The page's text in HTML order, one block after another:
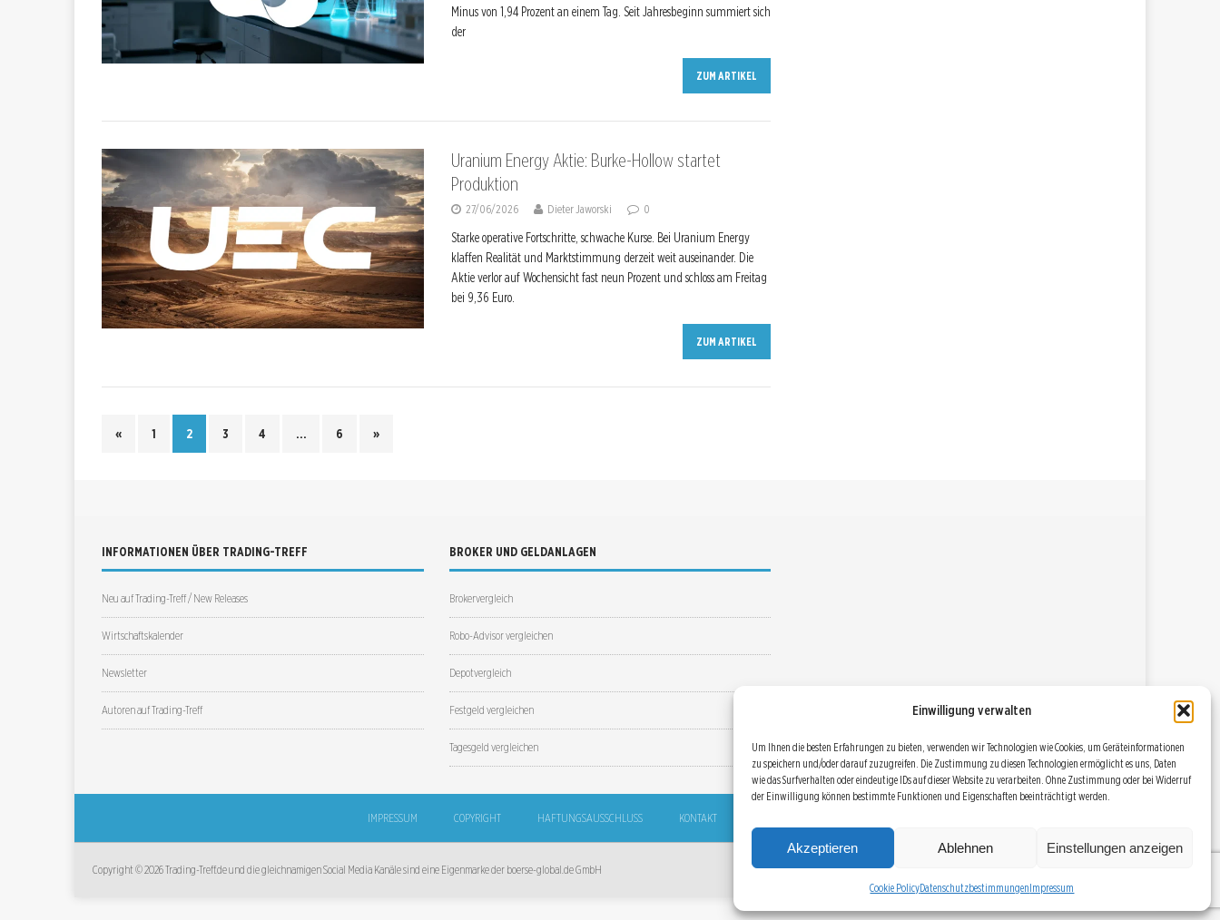
Einwilligung verwalten
Um Ihnen die besten Erfahrungen zu bieten, verwenden wir Technologien wie Cookies, um Geräteinformationen
zu speichern und/oder darauf zuzugreifen. Die Zustimmung zu diesen Technologien ermöglicht es uns, Daten
wie das Surfverhalten oder eindeutige IDs auf dieser Website zu verarbeiten. Ohne Zustimmung oder bei Widerruf
der Einwilligung können bestimmte Funktionen und Eigenschaften beeinträchtigt werden.
Akzeptieren Ablehnen Einstellungen anzeigen
Cookie PolicyDatenschutzbestimmungenImpressum
Minus von 1,94 Prozent an einem Tag. Seit Jahresbeginn summiert sich
der
ZUM ARTIKEL
Uranium Energy Aktie: Burke-Hollow startet
Produktion
27/06/2026 Dieter Jaworski 0
Starke operative Fortschritte, schwache Kurse. Bei Uranium Energy
klaffen Realität und Marktstimmung derzeit weit auseinander. Die
Aktie verlor auf Wochensicht fast neun Prozent und schloss am Freitag
bei 9,36 Euro.
ZUM ARTIKEL
« 1 2 3 4 … 6 »
INFORMATIONEN ÜBER TRADING-TREFF
Neu auf Trading-Treff / New Releases
Wirtschaftskalender
Newsletter
Autoren auf Trading-Treff
BROKER UND GELDANLAGEN
Brokervergleich
Robo-Advisor vergleichen
Depotvergleich
Festgeld vergleichen
Tagesgeld vergleichen
IMPRESSUM COPYRIGHT HAFTUNGSAUSSCHLUSS KONTAKT
Copyright © 2026 Trading-Treff.de und die gleichnamigen Social Media Kanäle sind eine Eigenmarke der boerse-global.de GmbH